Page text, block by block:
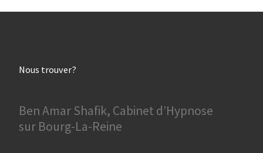
Nous trouver?
Ben Amar Shafik, Cabinet d’Hypnose
sur Bourg-La-Reine